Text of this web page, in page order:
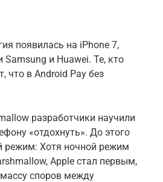
появилась на iPhone 7,
и Huawei. Те, кто
что в Android Pay без
разработчики научили
«отдохнуть». До этого
режим: Хотя ночной режим
Apple стал первым,
споров между